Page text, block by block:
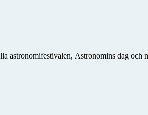
astronomifestivalen, Astronomins dag